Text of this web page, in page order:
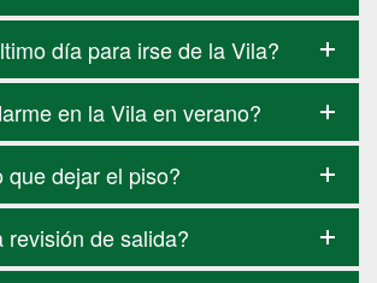
día para irse de la Vila?
en la Vila en verano?
que dejar el piso?
revisión de salida?